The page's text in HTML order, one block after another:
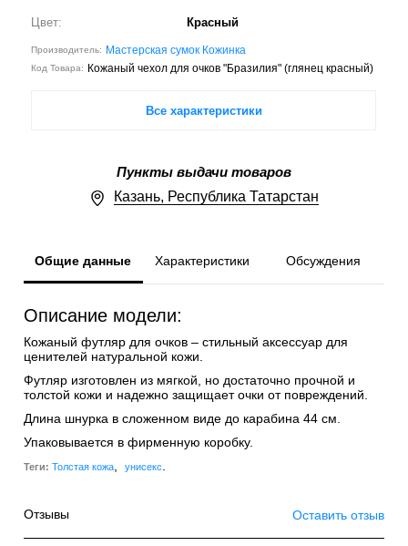
Цвет: Красный
Производитель: Мастерская сумок Кожинка
Код Товара: Кожаный чехол для очков "Бразилия" (глянец красный)
Все характеристики
Пункты выдачи товаров
Казань, Республика Татарстан
Общие данные Характеристики Обсуждения
Описание модели:
Кожаный футляр для очков – стильный аксессуар для
ценителей натуральной кожи.
Футляр изготовлен из мягкой, но достаточно прочной и
толстой кожи и надежно защищает очки от повреждений.
Длина шнурка в сложенном виде до карабина 44 см.
Упаковывается в фирменную коробку.
Теги: Толстая кожа, унисекс.
Отзывы Оставить отзыв